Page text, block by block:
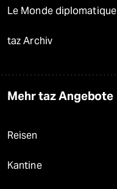
Le Monde diplomatique
taz Archiv
Mehr taz Angebote
Reisen
Kantine